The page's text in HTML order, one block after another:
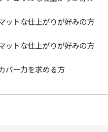
トな仕上がりが好みの方
な仕上がりが好みの方
力を求める方